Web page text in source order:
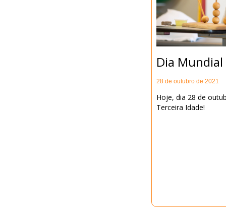
Dia
28 de outubro de 2021
Hoje, dia 28 de
Terceira Idade!